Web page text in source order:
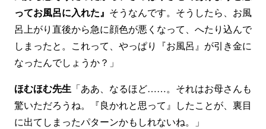
ってお風呂に入れた』 そうなんです。そうしたら、お風
呂上がり直後から急に顔色が悪くなって、へたり込んで
しまったと。これって、やっぱり『お風呂』が引き金に
なったんでしょうか？」
ほむほむ先生 「ああ、なるほど……。それはお母さんも
驚いただろうね。『良かれと思って』したことが、裏目
に出てしまったパターンかもしれないね。」